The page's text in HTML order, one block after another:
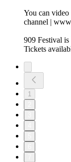
You can
channel |
909 Festival is
Tickets
1